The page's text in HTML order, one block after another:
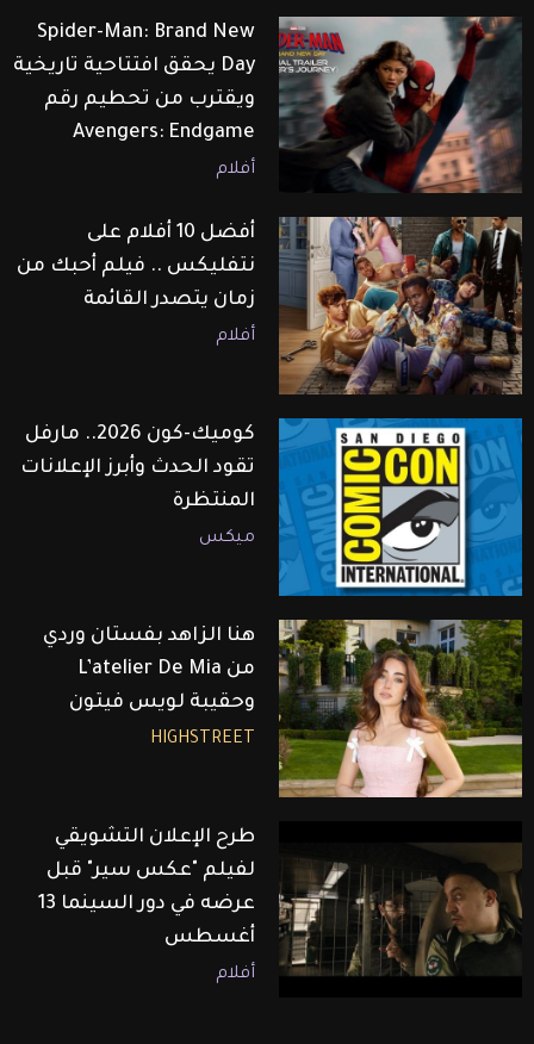
Spider-Man: Brand New
Day يحقق افتتاحية تاريخية
ويقترب من تحطيم رقم
Avengers: Endgame
أفلام
أفضل 10 أفلام على
نتفليكس .. فيلم أحبك من
زمان يتصدر القائمة
أفلام
كوميك-كون 2026.. مارفل
تقود الحدث وأبرز الإعلانات
المنتظرة
ميكس
هنا الزاهد بفستان وردي
من L’atelier De Mia
وحقيبة لويس فيتون
HIGHSTREET
طرح الإعلان التشويقي
لفيلم "عكس سير" قبل
عرضه في دور السينما 13
أغسطس
أفلام